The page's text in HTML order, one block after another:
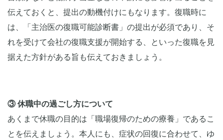
伝えておくと、提出の動機付けにもなります。復職時に
は、「主治医の復職可能診断書」の提出が必須であり、そ
れを受けて会社の復職支援が開始する、といった復職を見
据えた方針がある旨も伝えておきましょう。
③ 休職中の過ごし方について
あくまで休職の目的は「職場復帰のための療養」であるこ
とを伝えましょう。本人にも、症状の回復に合わせて、ゆ